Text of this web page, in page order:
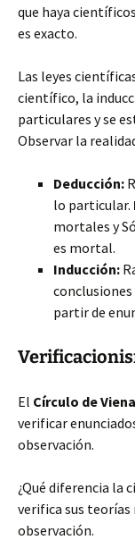
que haya
es exacto.
Las leyes
científico, la
particulares y se
Observar la
Deducción:
lo particular.
mortales y
es mortal.
Inducción:
partir de
El Círculo de Viena
verificar
observación.
¿Qué diferencia la
verifica sus
observación.